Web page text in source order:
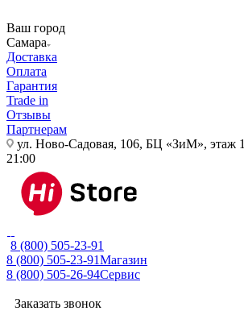
Ваш город
Самара
Доставка
Оплата
Гарантия
Trade in
Отзывы
Партнерам
ул. Ново-Садовая, 106, БЦ «ЗиМ», этаж 1
21:00
8 (800) 505-23-91
8 (800) 505-23-91Магазин
8 (800) 505-26-94Сервис
Заказать звонок